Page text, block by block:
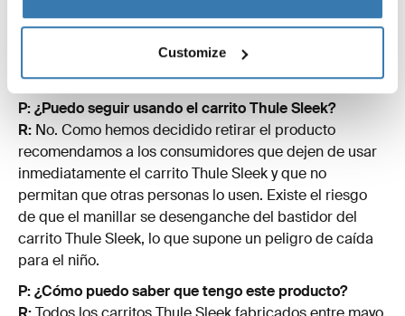
Customize
retirada?
No. Solo están afectados los carritos Thule Sleek
#11000001 -11000019
P: ¿Puedo seguir usando el carrito Thule Sleek?
R: No. Como hemos decidido retirar el producto
recomendamos a los consumidores que dejen de usar
inmediatamente el carrito Thule Sleek y que no
permitan que otras personas lo usen. Existe el riesgo
de que el manillar se desenganche del bastidor del
carrito Thule Sleek, lo que supone un peligro de caída
para el niño.
P: ¿Cómo puedo saber que tengo este producto?